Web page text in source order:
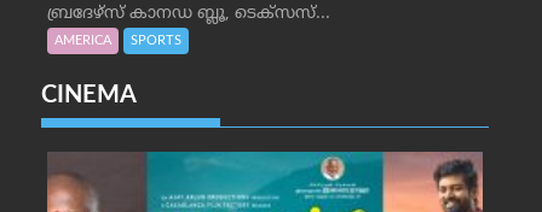
ബ്രദേഴ്‌സ് കാനഡ ബ്ലൂ, ടെക്‌സസ്...
AMERICA SPORTS
CINEMA